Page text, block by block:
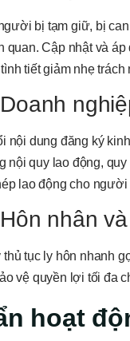
bị tạm giữ, bị
quan. Cập nhật và
tiết giảm nhẹ
nội dung đăng ký
nội quy lao động,
lao động cho
nhân
tục ly hôn nhanh
vệ quyền lợi tối đa
hoạt